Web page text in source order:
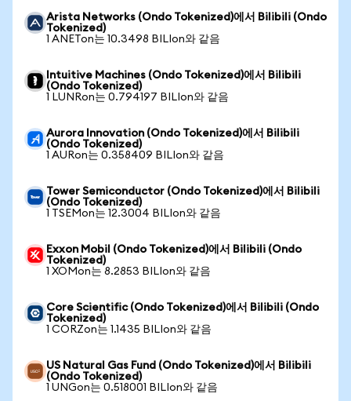
Arista Networks (Ondo Tokenized)에서 Bilibili (Ondo
Tokenized)
1 ANETon는 10.3498 BILIon와 같음
Intuitive Machines (Ondo Tokenized)에서 Bilibili
(Ondo Tokenized)
1 LUNRon는 0.794197 BILIon와 같음
Aurora Innovation (Ondo Tokenized)에서 Bilibili
(Ondo Tokenized)
1 AURon는 0.358409 BILIon와 같음
Tower Semiconductor (Ondo Tokenized)에서 Bilibili
(Ondo Tokenized)
1 TSEMon는 12.3004 BILIon와 같음
Exxon Mobil (Ondo Tokenized)에서 Bilibili (Ondo
Tokenized)
1 XOMon는 8.2853 BILIon와 같음
Core Scientific (Ondo Tokenized)에서 Bilibili (Ondo
Tokenized)
1 CORZon는 1.1435 BILIon와 같음
US Natural Gas Fund (Ondo Tokenized)에서 Bilibili
(Ondo Tokenized)
1 UNGon는 0.518001 BILIon와 같음